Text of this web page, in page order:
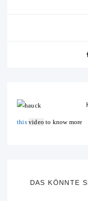
this video to know more
DAS KÖNNTE